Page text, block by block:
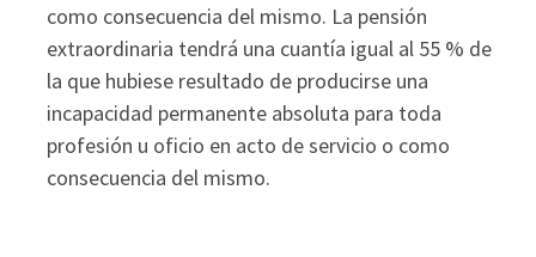
como consecuencia del mismo. La pensión
extraordinaria tendrá una cuantía igual al 55 % de
la que hubiese resultado de producirse una
incapacidad permanente absoluta para toda
profesión u oficio en acto de servicio o como
consecuencia del mismo.